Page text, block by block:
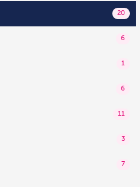
20
6
1
6
11
3
7